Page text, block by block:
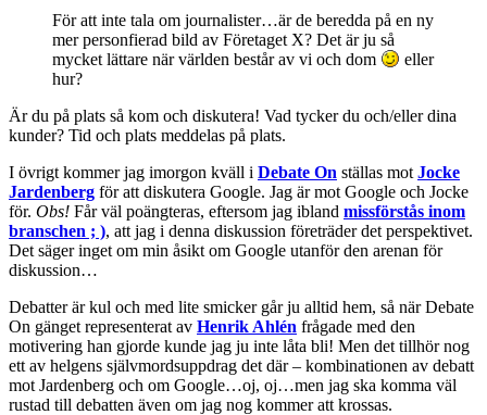
För att inte tala om journalister…är de beredda på en ny
mer personfierad bild av Företaget X? Det är ju så
mycket lättare när världen består av vi och dom
eller
hur?
Är du på plats så kom och diskutera! Vad tycker du och/eller dina
kunder? Tid och plats meddelas på plats.
I övrigt kommer jag imorgon kväll i Debate On ställas mot Jocke
Jardenberg för att diskutera Google. Jag är mot Google och Jocke
för. Obs! Får väl poängteras, eftersom jag ibland missförstås inom
branschen ; ), att jag i denna diskussion företräder det perspektivet.
Det säger inget om min åsikt om Google utanför den arenan för
diskussion…
Debatter är kul och med lite smicker går ju alltid hem, så när Debate
On gänget representerat av Henrik Ahlén frågade med den
motivering han gjorde kunde jag ju inte låta bli! Men det tillhör nog
ett av helgens självmordsuppdrag det där – kombinationen av debatt
mot Jardenberg och om Google…oj, oj…men jag ska komma väl
rustad till debatten även om jag nog kommer att krossas.